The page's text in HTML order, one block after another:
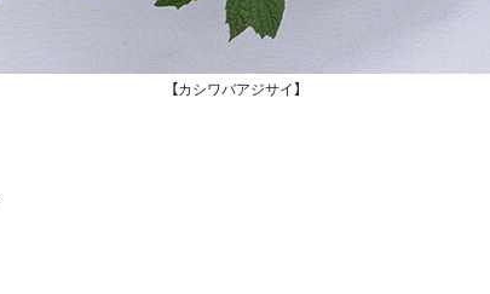
【カシワバアジサイ】